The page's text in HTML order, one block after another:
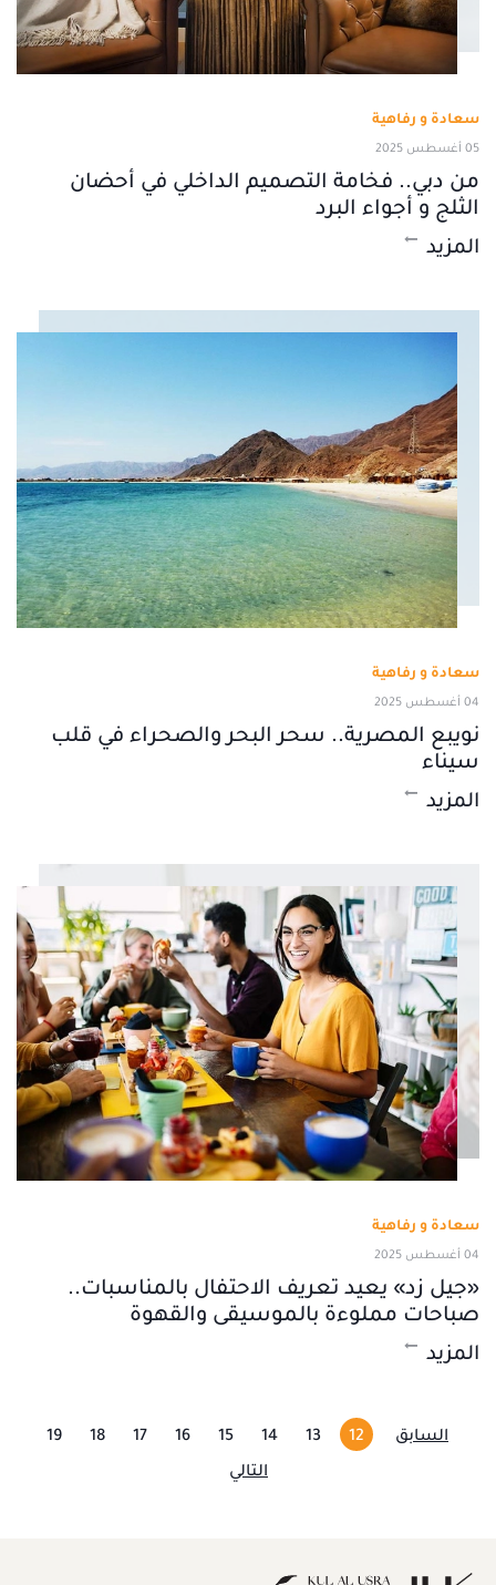
سعادة و رفاهية
05 أغسطس 2025
من دبي.. فخامة التصميم الداخلي في أحضان
الثلج و أجواء البرد
المزيد
سعادة و رفاهية
04 أغسطس 2025
نويبع المصرية.. سحر البحر والصحراء في قلب
سيناء
المزيد
سعادة و رفاهية
04 أغسطس 2025
«جيل زد» يعيد تعريف الاحتفال بالمناسبات..
صباحات مملوءة بالموسيقى والقهوة
المزيد
السابق 12
13
14
15
16
17
18
19
التالي